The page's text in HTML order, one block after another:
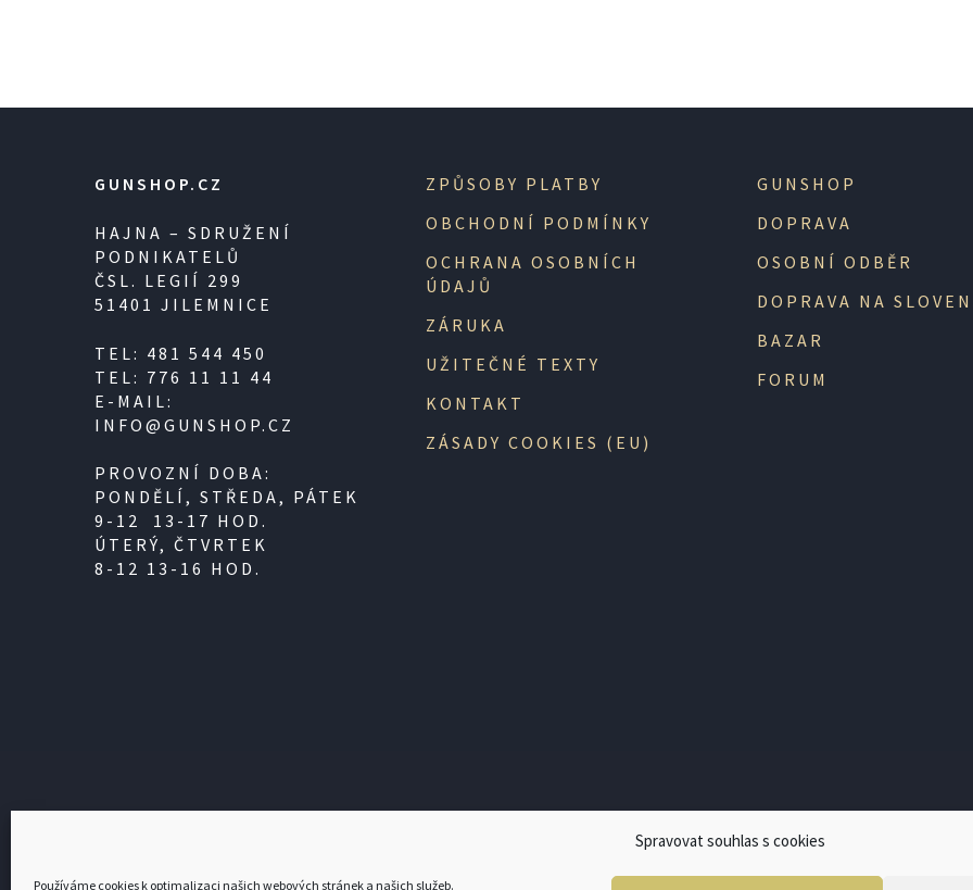
Spravovat souhlas s cookies
Používáme cookies k optimalizaci našich webových stránek a našich služeb.
GUNSHOP.CZ
HAJNA – SDRUŽENÍ
PODNIKATELŮ
ČSL. LEGIÍ 299
51401 JILEMNICE
TEL: 481 544 450
TEL: 776 11 11 44
E-MAIL:
INFO@GUNSHOP.CZ
PROVOZNÍ DOBA:
PONDĚLÍ, STŘEDA, PÁTEK
9-12 13-17 HOD.
ÚTERÝ, ČTVRTEK
8-12 13-16 HOD.
ZPŮSOBY PLATBY
OBCHODNÍ PODMÍNKY
OCHRANA OSOBNÍCH
ÚDAJŮ
ZÁRUKA
UŽITEČNÉ TEXTY
KONTAKT
ZÁSADY COOKIES (EU)
GUNSHOP
DOPRAVA
OSOBNÍ ODBĚR
DOPRAVA NA
BAZAR
FORUM
SPRÁVCE DANĚ ONLINE; V PŘÍPADĚ TECHNICKÉHO VÝPADKU PAK